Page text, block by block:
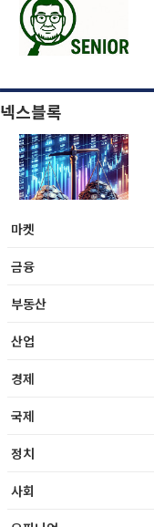
넥스블록
마켓
금융
부동산
산업
경제
국제
정치
사회